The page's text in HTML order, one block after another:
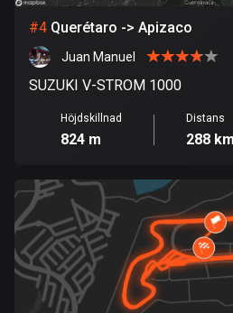
Colombia
1348 rutter
Cooköarna
2 rutter
Curaçao
4 rutter
Cypern
1880 rutter
#4 Querétaro -> Apizaco
Juan Manuel
SUZUKI V-STROM 1000
Höjdskillnad
824 m
Distans
288 km